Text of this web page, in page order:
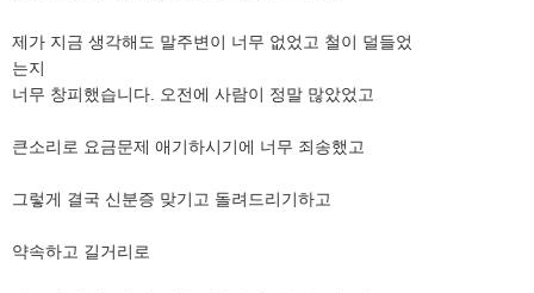
​제가 지금 생각해도 말주변이 너무 없었고 철이 덜들었
​는지
​너무 창피했습니다. 오전에 사람이 정말 많았었고
​큰소리로 요금문제 애기하시기에 너무 죄송했고
​그렇게 결국 신분증 맞기고 돌려드리기하고
약속하고 길거리로